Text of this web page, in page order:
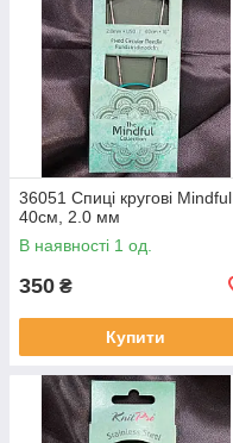
36051 Спиці кругові Mindful
40см, 2.0 мм
В наявності 1 од.
350 ₴
Купити